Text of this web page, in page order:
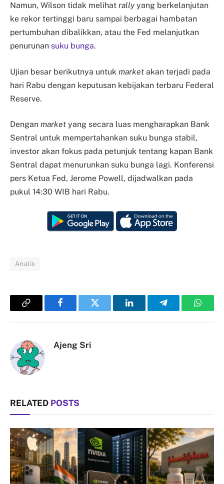
Namun, Wilson tidak melihat rally yang berkelanjutan
ke rekor tertinggi baru sampai berbagai hambatan
pertumbuhan dibalikkan, atau the Fed melanjutkan
penurunan suku bunga.
Ujian besar berikutnya untuk market akan terjadi pada
hari Rabu dengan keputusan kebijakan terbaru Federal
Reserve.
Dengan market yang secara luas mengharapkan Bank
Sentral untuk mempertahankan suku bunga stabil,
investor akan fokus pada petunjuk tentang kapan Bank
Sentral dapat menurunkan suku bunga lagi. Konferensi
pers Ketua Fed, Jerome Powell, dijadwalkan pada
pukul 14:30 WIB hari Rabu.
Analis
Copy
FacebookTwitter LinkedInTelegram
Ajeng Sri
RELATED POSTS